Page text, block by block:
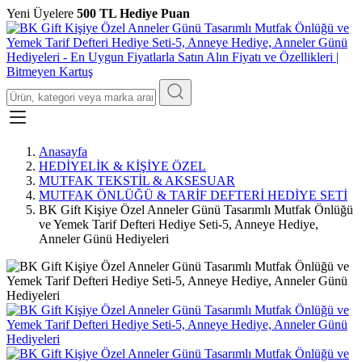
Yeni Üyelere 500 TL Hediye Puan
Anasayfa
HEDİYELİK & KİŞİYE ÖZEL
MUTFAK TEKSTİL & AKSESUAR
MUTFAK ÖNLÜĞÜ & TARİF DEFTERİ HEDİYE SETİ
BK Gift Kişiye Özel Anneler Günü Tasarımlı Mutfak Önlüğü
ve Yemek Tarif Defteri Hediye Seti-5, Anneye Hediye,
Anneler Günü Hediyeleri